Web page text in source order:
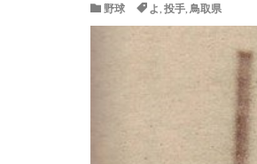
野球 よ, 投手, 鳥取県